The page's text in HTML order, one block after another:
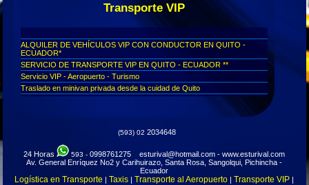
Transporte VIP
ALQUILER DE VEHÍCULOS VIP CON CONDUCTOR EN QUITO -
ECUADOR*
SERVICIO DE TRANSPORTE VIP EN QUITO - ECUADOR **
Servicio VIP - Aeropuerto - Turismo
Traslado en minivan privada desde la cuidad de Quito
Turismo para personas diplomáticas
Servicio ejecutivo desde Quito a todo el Ecuador
Transoirte VIP ejecutivo para embajadas privado
Transporte de lujo Quito, Ecuador
(593) 02 2034648
24 Horas 593 - 0998761275 esturival@hotmail.com - www.esturival.com
Av. General Enríquez No2 y Carihuirazo, Santa Rosa, Sangolqui, Pichincha -
Ecuador
Logística en Transporte |Taxis |Transporte al Aeropuerto |Transporte VIP |